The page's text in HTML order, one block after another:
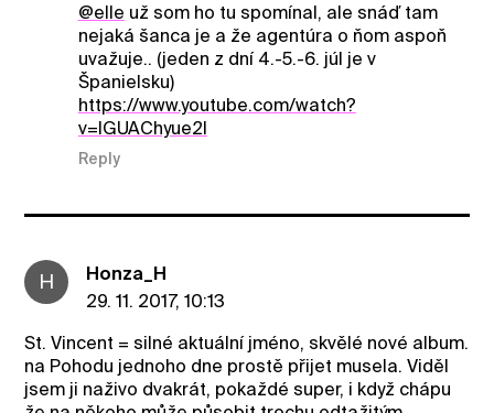
@elle už som ho tu spomínal, ale snáď tam
nejaká šanca je a že agentúra o ňom aspoň
uvažuje.. (jeden z dní 4.-5.-6. júl je v
Španielsku)
https://www.youtube.com/watch?
v=IGUAChyue2I
Reply
H
Honza_H
29. 11. 2017, 10:13
St. Vincent = silné aktuální jméno, skvělé nové album.
na Pohodu jednoho dne prostě přijet musela. Viděl
jsem ji naživo dvakrát, pokaždé super, i když chápu